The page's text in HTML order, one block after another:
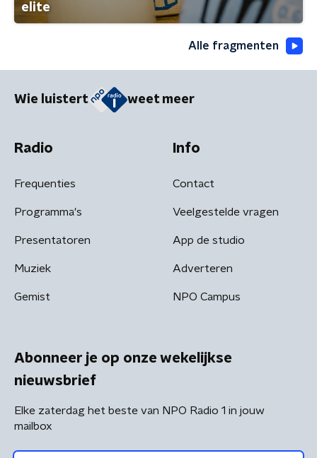
elite
Alle fragmenten
Wie luistert weet meer
Radio
Frequenties
Programma's
Presentatoren
Muziek
Gemist
Info
Contact
Veelgestelde vragen
App de studio
Adverteren
NPO Campus
Abonneer je op onze wekelijkse
nieuwsbrief
Elke zaterdag het beste van NPO Radio 1 in jouw
mailbox